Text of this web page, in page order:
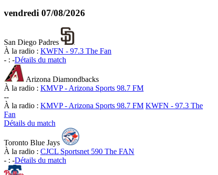
vendredi 07/08/2026
San Diego Padres
À la radio : KWFN - 97.3 The Fan
- : -Détails du match
Arizona Diamondbacks
À la radio : KMVP - Arizona Sports 98.7 FM
--
À la radio : KMVP - Arizona Sports 98.7 FM KWFN - 97.3 The
Fan
Détails du match
Toronto Blue Jays
À la radio : CJCL Sportsnet 590 The FAN
- : -Détails du match